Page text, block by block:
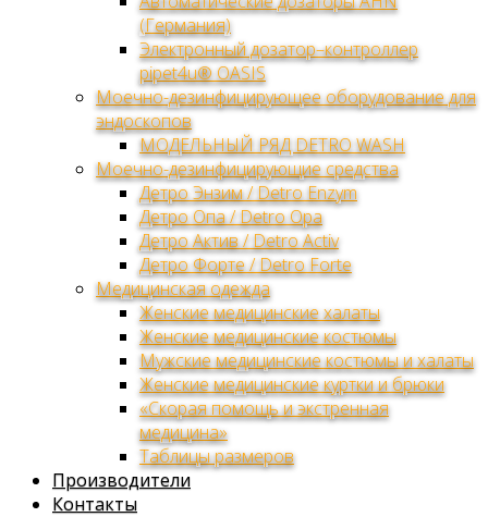
(Германия)
Электронный дозатор–контроллер
pipet4u® OASIS
Моечно-дезинфицирующее оборудование для
эндоскопов
МОДЕЛЬНЫЙ РЯД DETRO WASH
Моечно-дезинфицирующие средства
Детро Энзим / Detro Enzym
Детро Опа / Detro Opa
Детро Актив / Detro Activ
Детро Форте / Detro Forte
Медицинская одежда
Женские медицинские халаты
Женские медицинские костюмы
Мужские медицинские костюмы и халаты
Женские медицинские куртки и брюки
«Скорая помощь и экстренная
медицина»
Таблицы размеров
Производители
Контакты